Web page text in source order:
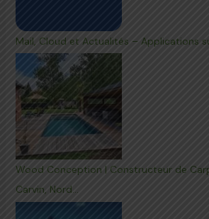
Mail, Cloud et Actualités – Applications
Wood Conception | Constructeur de
Carvin, Nord…